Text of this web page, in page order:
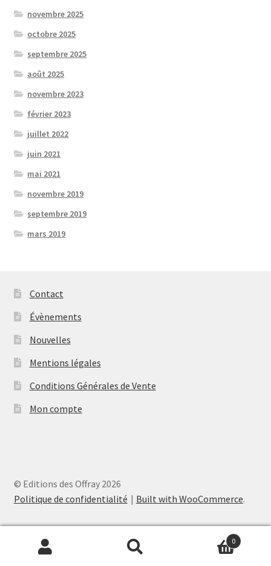
novembre 2025
octobre 2025
septembre 2025
août 2025
novembre 2023
février 2023
juillet 2022
juin 2021
mai 2021
novembre 2019
septembre 2019
mars 2019
Contact
Évènements
Nouvelles
Mentions légales
Conditions Générales de Vente
Mon compte
© Editions des Offray 2026
Politique de confidentialité
Built with WooCommerce.
Recherche
Recherche
0